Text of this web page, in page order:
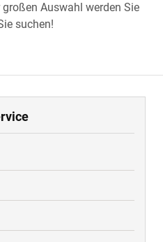
Auswahl werden Sie
suchen!